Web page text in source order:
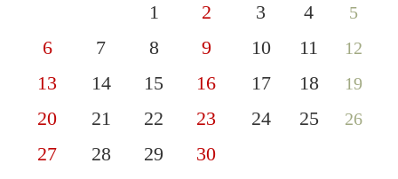
1 2 3 4 5
6 7 8 9 10 11 12
13 14 15 16 17 18 19
20 21 22 23 24 25 26
27 28 29 30